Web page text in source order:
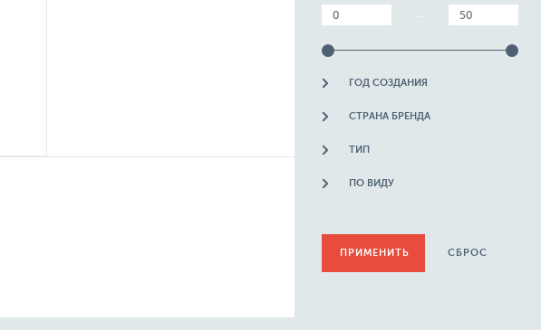
ГОД СОЗДАНИЯ
СТРАНА БРЕНДА
ТИП
ПО ВИДУ
СБРОС